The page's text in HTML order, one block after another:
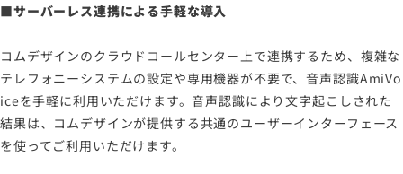
■サーバーレス連携による手軽な導入
コムデザインのクラウドコールセンター上で連携するため、複雑な
テレフォニーシステムの設定や専用機器が不要で、音声認識AmiVo
iceを手軽に利用いただけます。音声認識により文字起こしされた
結果は、コムデザインが提供する共通のユーザーインターフェース
を使ってご利用いただけます。